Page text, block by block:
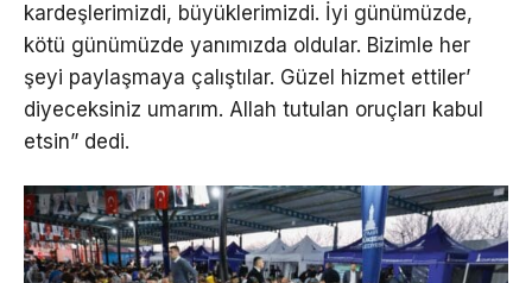
kardeşlerimizdi, büyüklerimizdi. İyi günümüzde,
kötü günümüzde yanımızda oldular. Bizimle her
şeyi paylaşmaya çalıştılar. Güzel hizmet ettiler’
diyeceksiniz umarım. Allah tutulan oruçları kabul
etsin” dedi.